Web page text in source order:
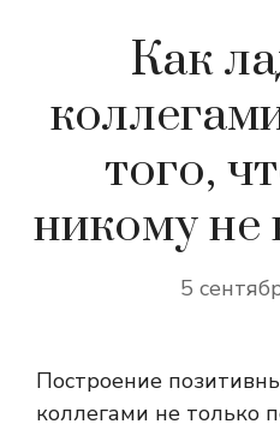
Как
того,
никому не
5
Построение
коллегами не только